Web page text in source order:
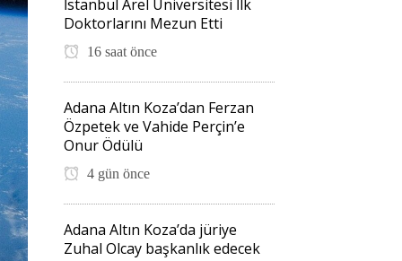
İstanbul Arel Üniversitesi İlk
Doktorlarını Mezun Etti
16 saat önce
Adana Altın Koza’dan Ferzan
Özpetek ve Vahide Perçin’e
Onur Ödülü
4 gün önce
Adana Altın Koza’da jüriye
Zuhal Olcay başkanlık edecek